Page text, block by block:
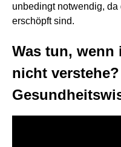
unbedingt notwendig,
erschöpft sind.
Was tun, wenn
nicht